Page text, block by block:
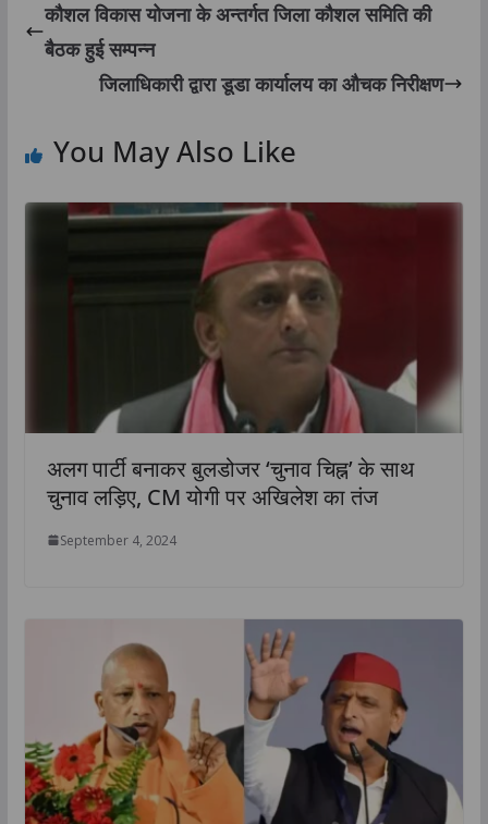
कौशल विकास योजना के अन्तर्गत जिला कौशल समिति की
बैठक हुई सम्पन्न
जिलाधिकारी द्वारा डूडा कार्यालय का औचक निरीक्षण
You May Also Like
अलग पार्टी बनाकर बुलडोजर ‘चुनाव चिह्न’ के साथ
चुनाव लड़िए, CM योगी पर अखिलेश का तंज
September 4, 2024